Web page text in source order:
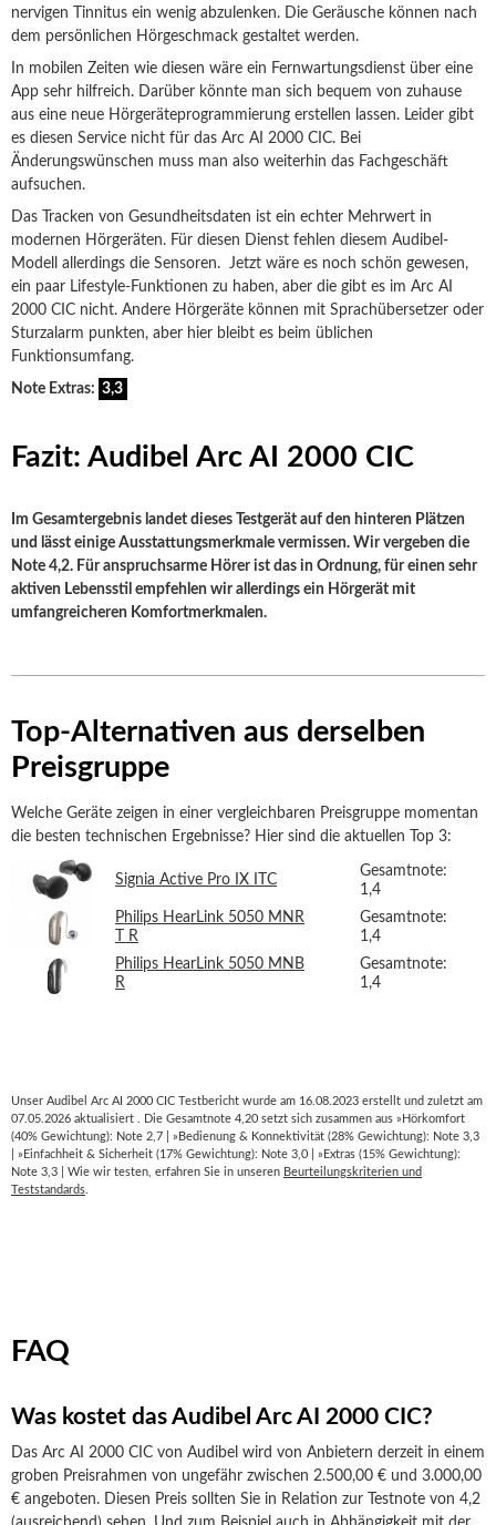
nervigen Tinnitus ein wenig abzulenken. Die Geräusche können nach
dem persönlichen Hörgeschmack gestaltet werden.
In mobilen Zeiten wie diesen wäre ein Fernwartungsdienst über eine
App sehr hilfreich. Darüber könnte man sich bequem von zuhause
aus eine neue Hörgeräteprogrammierung erstellen lassen. Leider gibt
es diesen Service nicht für das Arc AI 2000 CIC. Bei
Änderungswünschen muss man also weiterhin das Fachgeschäft
aufsuchen.
Das Tracken von Gesundheitsdaten ist ein echter Mehrwert in
modernen Hörgeräten. Für diesen Dienst fehlen diesem Audibel-
Modell allerdings die Sensoren. Jetzt wäre es noch schön gewesen,
ein paar Lifestyle-Funktionen zu haben, aber die gibt es im Arc AI
2000 CIC nicht. Andere Hörgeräte können mit Sprachübersetzer oder
Sturzalarm punkten, aber hier bleibt es beim üblichen
Funktionsumfang.
Note Extras: 3,3
Fazit: Audibel Arc AI 2000 CIC
Im Gesamtergebnis landet dieses Testgerät auf den hinteren Plätzen
und lässt einige Ausstattungsmerkmale vermissen. Wir vergeben die
Note 4,2. Für anspruchsarme Hörer ist das in Ordnung, für einen sehr
aktiven Lebensstil empfehlen wir allerdings ein Hörgerät mit
umfangreicheren Komfortmerkmalen.
Top-Alternativen aus derselben
Preisgruppe
Welche Geräte zeigen in einer vergleichbaren Preisgruppe momentan
die besten technischen Ergebnisse? Hier sind die aktuellen Top 3:
Signia Active Pro IX ITC
Gesamtnote:
1,4
Philips HearLink 5050 MNR
T R
Gesamtnote:
1,4
Philips HearLink 5050 MNB
R
Gesamtnote:
1,4
Unser Audibel Arc AI 2000 CIC Testbericht wurde am 16.08.2023 erstellt und zuletzt am
07.05.2026 aktualisiert . Die Gesamtnote 4,20 setzt sich zusammen aus »Hörkomfort
(40% Gewichtung): Note 2,7 | »Bedienung & Konnektivität (28% Gewichtung): Note 3,3
| »Einfachheit & Sicherheit (17% Gewichtung): Note 3,0 | »Extras (15% Gewichtung):
Note 3,3 | Wie wir testen, erfahren Sie in unseren Beurteilungskriterien und
Teststandards.
FAQ
Was kostet das Audibel Arc AI 2000 CIC?
Das Arc AI 2000 CIC von Audibel wird von Anbietern derzeit in einem
groben Preisrahmen von ungefähr zwischen 2.500,00 € und 3.000,00
€ angeboten. Diesen Preis sollten Sie in Relation zur Testnote von 4,2